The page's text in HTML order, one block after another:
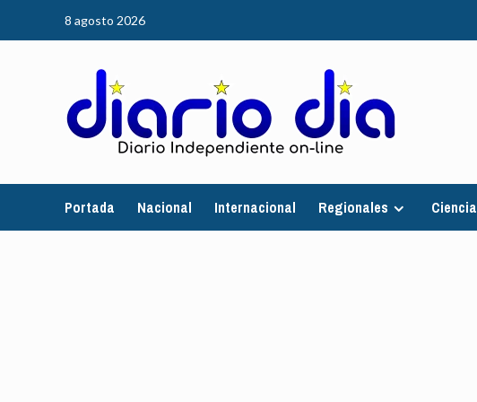
8 agosto 2026
Portada Nacional Internacional Regionales Ciencia